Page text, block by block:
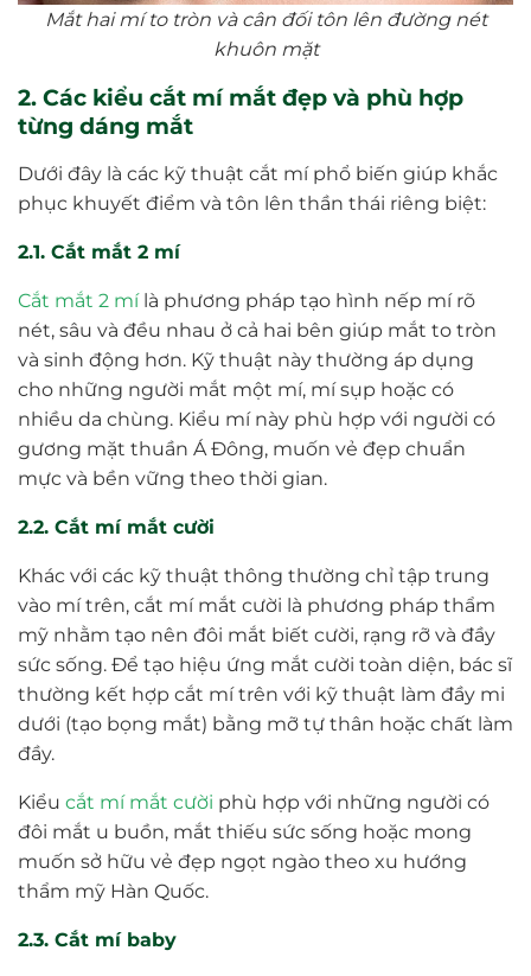
Mắt hai mí to tròn và cân đối tôn lên đường nét
khuôn mặt
2. Các kiểu cắt mí mắt đẹp và phù hợp
từng dáng mắt
Dưới đây là các kỹ thuật cắt mí phổ biến giúp khắc
phục khuyết điểm và tôn lên thần thái riêng biệt:
2.1. Cắt mắt 2 mí
Cắt mắt 2 mílà phương pháp tạo hình nếp mí rõ
nét, sâu và đều nhau ở cả hai bên giúp mắt to tròn
và sinh động hơn. Kỹ thuật này thường áp dụng
cho những người mắt một mí, mí sụp hoặc có
nhiều da chùng. Kiểu mí này phù hợp với người có
gương mặt thuần Á Đông, muốn vẻ đẹp chuẩn
mực và bền vững theo thời gian.
2.2. Cắt mí mắt cười
Khác với các kỹ thuật thông thường chỉ tập trung
vào mí trên, cắt mí mắt cười là phương pháp thẩm
mỹ nhằm tạo nên đôi mắt biết cười, rạng rỡ và đầy
sức sống. Để tạo hiệu ứng mắt cười toàn diện, bác sĩ
thường kết hợp cắt mí trên với kỹ thuật làm đầy mi
dưới (tạo bọng mắt) bằng mỡ tự thân hoặc chất làm
đầy.
Kiểu cắt mí mắt cười phù hợp với những người có
đôi mắt u buồn, mắt thiếu sức sống hoặc mong
muốn sở hữu vẻ đẹp ngọt ngào theo xu hướng
thẩm mỹ Hàn Quốc.
2.3. Cắt mí baby